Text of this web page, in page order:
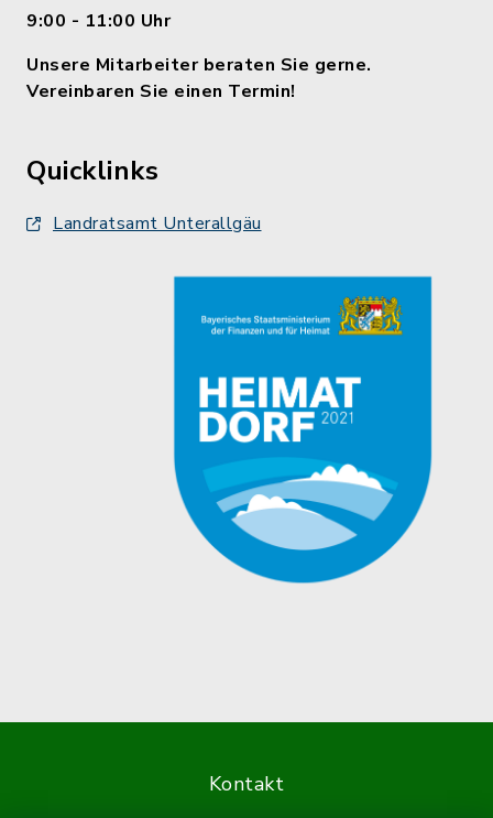
9:00 - 11:00 Uhr
Unsere Mitarbeiter beraten Sie gerne.
Vereinbaren Sie einen Termin!
Quicklinks
Landratsamt Unterallgäu
Kontakt